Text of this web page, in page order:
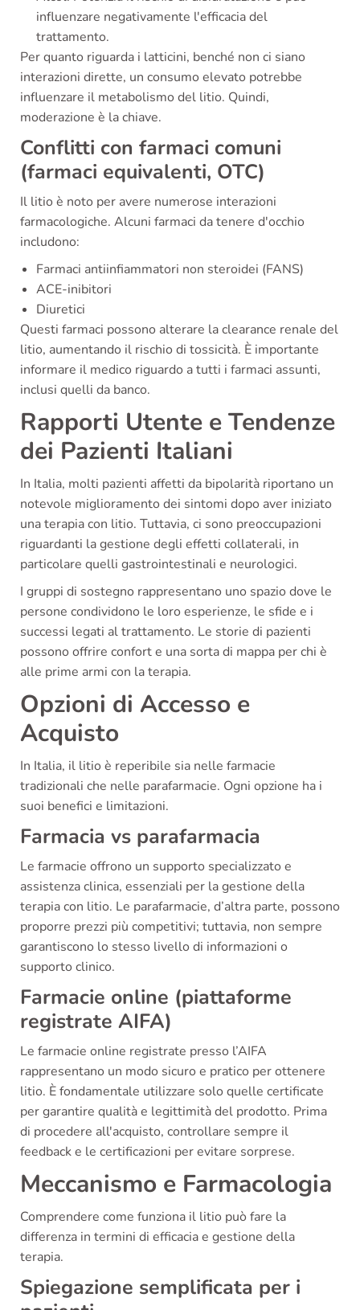
influenzare negativamente l'efficacia del
trattamento.
Per quanto riguarda i latticini, benché non ci siano
interazioni dirette, un consumo elevato potrebbe
influenzare il metabolismo del litio. Quindi,
moderazione è la chiave.
Conflitti con farmaci comuni
(farmaci equivalenti, OTC)
Il litio è noto per avere numerose interazioni
farmacologiche. Alcuni farmaci da tenere d'occhio
includono:
Farmaci antiinfiammatori non steroidei (FANS)
ACE-inibitori
Diuretici
Questi farmaci possono alterare la clearance renale del
litio, aumentando il rischio di tossicità. È importante
informare il medico riguardo a tutti i farmaci assunti,
inclusi quelli da banco.
Rapporti Utente e Tendenze
dei Pazienti Italiani
In Italia, molti pazienti affetti da bipolarità riportano un
notevole miglioramento dei sintomi dopo aver iniziato
una terapia con litio. Tuttavia, ci sono preoccupazioni
riguardanti la gestione degli effetti collaterali, in
particolare quelli gastrointestinali e neurologici.
I gruppi di sostegno rappresentano uno spazio dove le
persone condividono le loro esperienze, le sfide e i
successi legati al trattamento. Le storie di pazienti
possono offrire confort e una sorta di mappa per chi è
alle prime armi con la terapia.
Opzioni di Accesso e
Acquisto
In Italia, il litio è reperibile sia nelle farmacie
tradizionali che nelle parafarmacie. Ogni opzione ha i
suoi benefici e limitazioni.
Farmacia vs parafarmacia
Le farmacie offrono un supporto specializzato e
assistenza clinica, essenziali per la gestione della
terapia con litio. Le parafarmacie, d’altra parte, possono
proporre prezzi più competitivi; tuttavia, non sempre
garantiscono lo stesso livello di informazioni o
supporto clinico.
Farmacie online (piattaforme
registrate AIFA)
Le farmacie online registrate presso l’AIFA
rappresentano un modo sicuro e pratico per ottenere
litio. È fondamentale utilizzare solo quelle certificate
per garantire qualità e legittimità del prodotto. Prima
di procedere all'acquisto, controllare sempre il
feedback e le certificazioni per evitare sorprese.
Meccanismo e Farmacologia
Comprendere come funziona il litio può fare la
differenza in termini di efficacia e gestione della
terapia.
Spiegazione semplificata per i